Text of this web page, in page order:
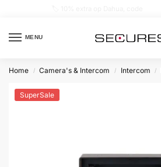
MENU
product…
Home / Camera's & Intercom / Intercom /
SuperSale